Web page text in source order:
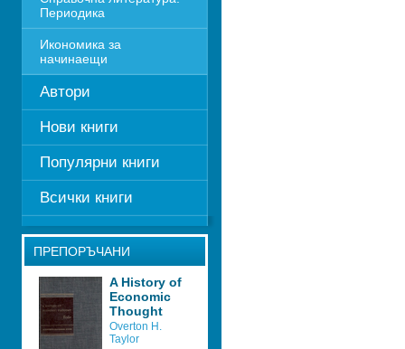
Периодика
Икономика за
начинаещи
Автори
Нови книги
Популярни книги
Всички книги
ПРЕПОРЪЧАНИ
A History of
Economic
Thought
Overton H.
Taylor